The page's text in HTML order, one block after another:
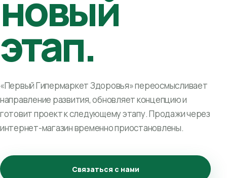
этап.
«Первый Гипермаркет Здоровья» переосмысливает
направление развития, обновляет концепцию и
готовит проект к следующему этапу. Продажи через
интернет-магазин временно приостановлены.
Связаться с нами